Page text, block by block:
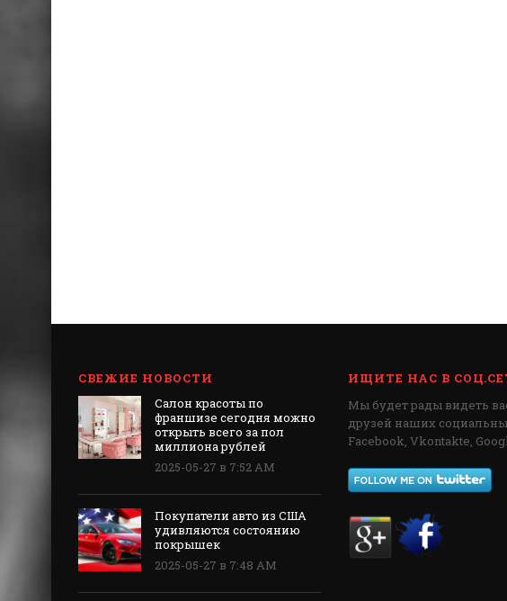
СВЕЖИЕ НОВОСТИ
Салон красоты по
франшизе сегодня можно
открыть всего за пол
миллиона рублей
2025-05-27 в 7:52 AM
Покупатели авто из США
удивляются состоянию
покрышек
2025-05-27 в 7:48 AM
ИЩИТЕ НАС В
Мы будет рады видеть
друзей наших
Facebook, Vkontakte,